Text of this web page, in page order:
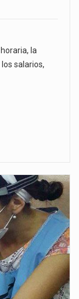
la
salarios,